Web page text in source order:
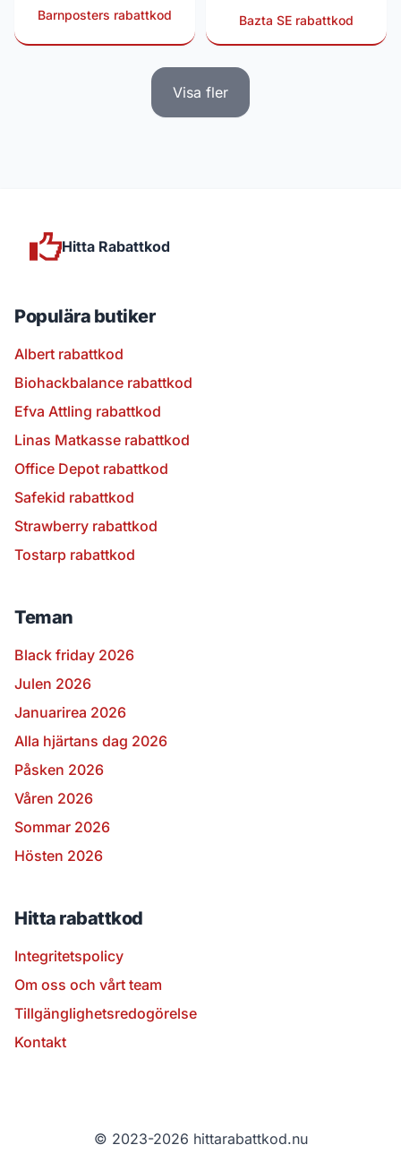
Barnposters rabattkod Bazta SE rabattkod
Visa fler
Hitta Rabattkod
Populära butiker
Albert rabattkod
Biohackbalance rabattkod
Efva Attling rabattkod
Linas Matkasse rabattkod
Office Depot rabattkod
Safekid rabattkod
Strawberry rabattkod
Tostarp rabattkod
Teman
Black friday 2026
Julen 2026
Januarirea 2026
Alla hjärtans dag 2026
Påsken 2026
Våren 2026
Sommar 2026
Hösten 2026
Hitta rabattkod
Integritetspolicy
Om oss och vårt team
Tillgänglighetsredogörelse
Kontakt
© 2023-2026 hittarabattkod.nu